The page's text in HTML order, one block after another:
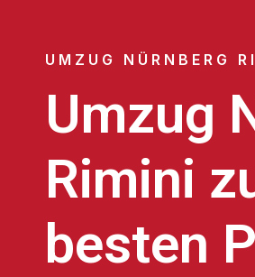
UMZUG NÜRNBERG
Umzug
Rimini
besten